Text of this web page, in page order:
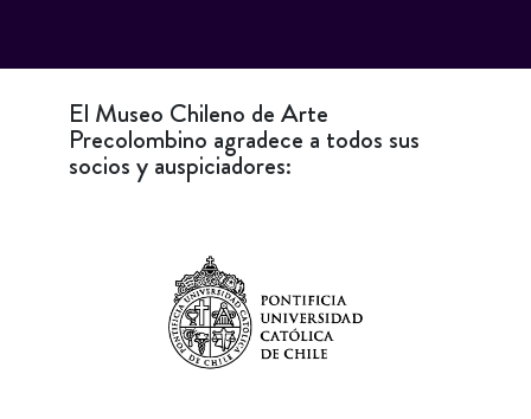
El Museo Chileno de Arte
Precolombino agradece a todos sus
socios y auspiciadores: